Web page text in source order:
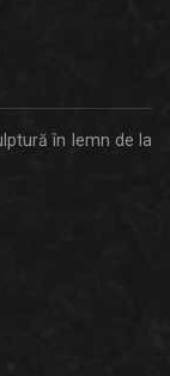
în lemn de la